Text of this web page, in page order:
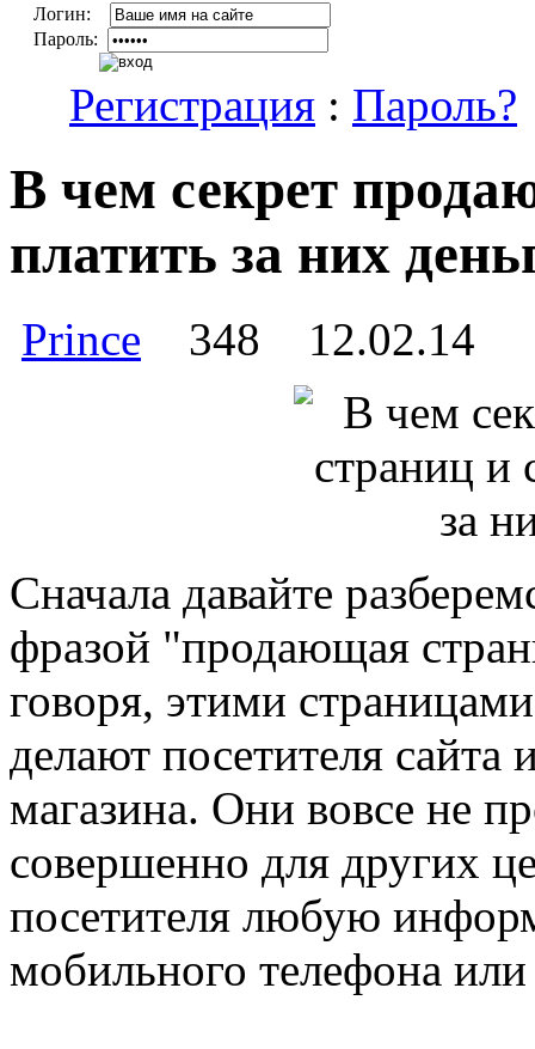
Логин:
Пароль:
Регистрация : Пароль?
В чем секрет
платить за них
Prince 348 12.02.14
Сначала давайте
фразой "продающая
говоря, этими
делают посетителя сайта
магазина. Они вовсе не
совершенно для других
посетителя любую
мобильного телефона